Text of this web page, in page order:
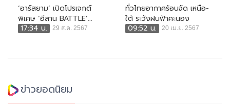
‘อาร์สยาม’ เปิดโปรเจกต์
พิเศษ ‘อีสาน BATTLE’...
17:34 น.
29 ส.ค. 2567
ทั่วไทยอากาศร้อนจัด เหนือ-
ใต้ ระวังฝนฟ้าคะนอง
09:52 น.
20 เม.ย. 2567
ข่าวยอดนิยม